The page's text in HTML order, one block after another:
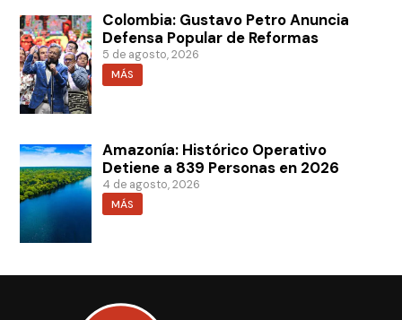
Colombia: Gustavo Petro Anuncia
Defensa Popular de Reformas
5 de agosto, 2026
MÁS
Amazonía: Histórico Operativo
Detiene a 839 Personas en 2026
4 de agosto, 2026
MÁS